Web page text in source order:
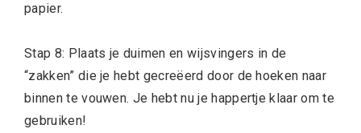
papier.
Stap 8: Plaats je duimen en wijsvingers in de
“zakken” die je hebt gecreëerd door de hoeken naar
binnen te vouwen. Je hebt nu je happertje klaar om te
gebruiken!